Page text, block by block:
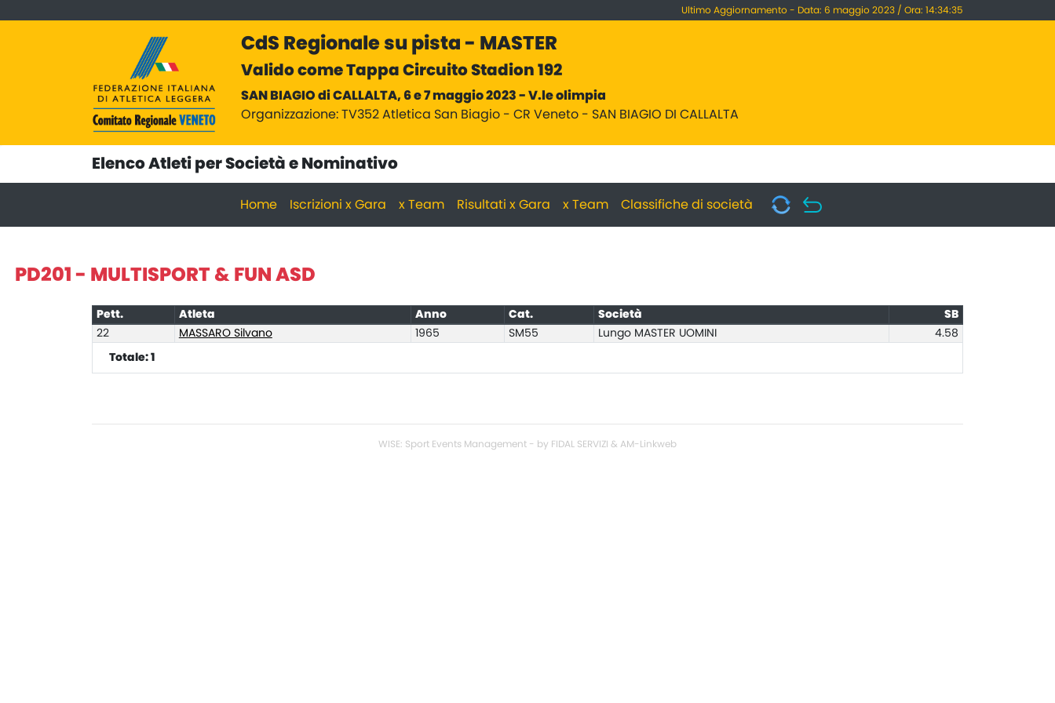
Ultimo Aggiornamento - Data: 6 maggio 2023 / Ora: 14:34:35
CdS Regionale su pista - MASTER
Valido come Tappa Circuito Stadion 192
SAN BIAGIO di CALLALTA, 6 e 7 maggio 2023 - V.le olimpia
Organizzazione: TV352 Atletica San Biagio - CR Veneto - SAN BIAGIO DI CALLALTA
Elenco Atleti per Società e Nominativo
Home Iscrizioni x Gara x Team Risultati x Gara x Team Classifiche di società
PD201 - MULTISPORT & FUN ASD
Pett. Atleta Anno Cat. Società
SB
22
MASSARO Silvano 1965 SM55 Lungo MASTER UOMINI 4.58
Totale: 1
WISE: Sport Events Management - by FIDAL SERVIZI & AM-Linkweb